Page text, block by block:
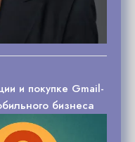
и покупке Gmail-
бизнеса